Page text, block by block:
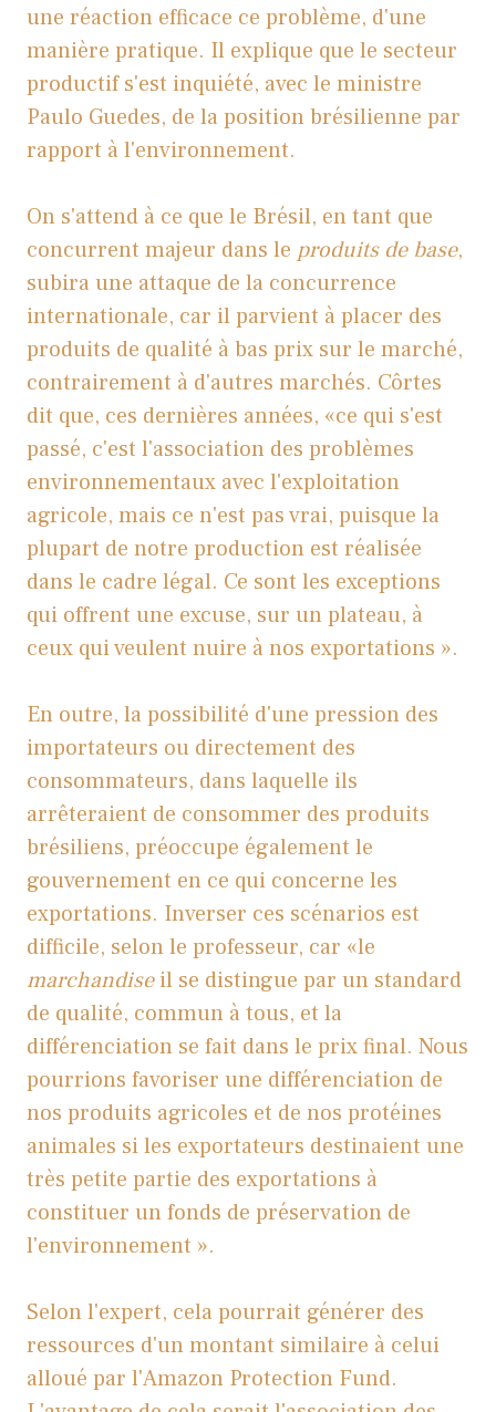
une réaction efficace ce problème, d'une
manière pratique. Il explique que le secteur
productif s'est inquiété, avec le ministre
Paulo Guedes, de la position brésilienne par
rapport à l'environnement.
On s'attend à ce que le Brésil, en tant que
concurrent majeur dans le produits de base,
subira une attaque de la concurrence
internationale, car il parvient à placer des
produits de qualité à bas prix sur le marché,
contrairement à d'autres marchés. Côrtes
dit que, ces dernières années, «ce qui s'est
passé, c'est l'association des problèmes
environnementaux avec l'exploitation
agricole, mais ce n'est pas vrai, puisque la
plupart de notre production est réalisée
dans le cadre légal. Ce sont les exceptions
qui offrent une excuse, sur un plateau, à
ceux qui veulent nuire à nos exportations ».
En outre, la possibilité d'une pression des
importateurs ou directement des
consommateurs, dans laquelle ils
arrêteraient de consommer des produits
brésiliens, préoccupe également le
gouvernement en ce qui concerne les
exportations. Inverser ces scénarios est
difficile, selon le professeur, car «le
marchandiseil se distingue par un standard
de qualité, commun à tous, et la
différenciation se fait dans le prix final. Nous
pourrions favoriser une différenciation de
nos produits agricoles et de nos protéines
animales si les exportateurs destinaient une
très petite partie des exportations à
constituer un fonds de préservation de
l'environnement ».
Selon l'expert, cela pourrait générer des
ressources d'un montant similaire à celui
alloué par l'Amazon Protection Fund.